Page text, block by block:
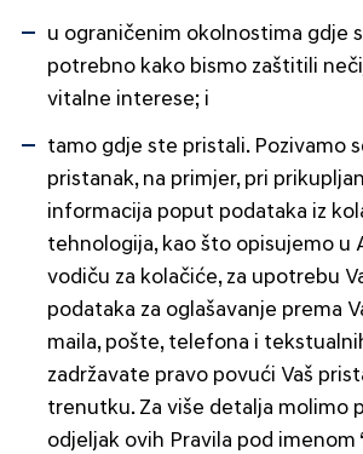
u ograničenim okolnostima gdje
potrebno kako bismo zaštitili
vitalne interese; i
tamo gdje ste pristali. Pozivamo
pristanak, na primjer, pri
informacija poput podataka iz
tehnologija, kao što opisujemo u
vodiču za kolačiće, za upotrebu
podataka za oglašavanje prema
maila, pošte, telefona i
zadržavate pravo povući Vaš
trenutku. Za više detalja molimo
odjeljak ovih Pravila pod imenom